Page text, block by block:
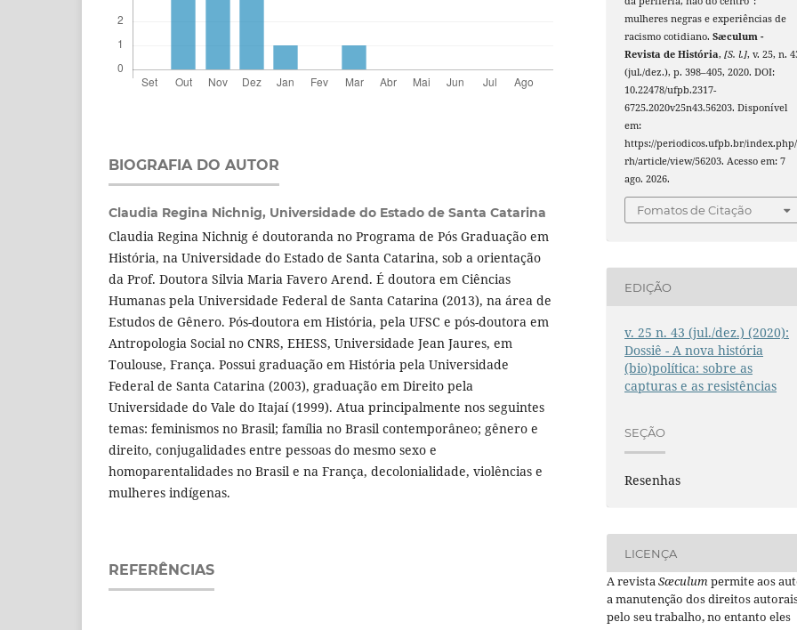
BIOGRAFIA DO AUTOR
Claudia Regina Nichnig, Universidade do Estado de Santa Catarina
Claudia Regina Nichnig é doutoranda no Programa de Pós Graduação em
História, na Universidade do Estado de Santa Catarina, sob a orientação
da Prof. Doutora Silvia Maria Favero Arend. É doutora em Ciências
Humanas pela Universidade Federal de Santa Catarina (2013), na área de
Estudos de Gênero. Pós-doutora em História, pela UFSC e pós-doutora em
Antropologia Social no CNRS, EHESS, Universidade Jean Jaures, em
Toulouse, França. Possui graduação em História pela Universidade
Federal de Santa Catarina (2003), graduação em Direito pela
Universidade do Vale do Itajaí (1999). Atua principalmente nos seguintes
temas: feminismos no Brasil; família no Brasil contemporâneo; gênero e
direito, conjugalidades entre pessoas do mesmo sexo e
homoparentalidades no Brasil e na França, decolonialidade, violências e
mulheres indígenas.
REFERÊNCIAS
mulheres negras e experiências de
racismo cotidiano.Sæculum -
Revista de História,[S. l.], v. 25, n.
(jul./dez.), p. 398–405, 2020. DOI:
10.22478/ufpb.2317-
6725.2020v25n43.56203. Disponível
em:
https://periodicos.ufpb.br/
rh/article/view/56203. Acesso em: 7
ago. 2026.
Fomatos de Citação
EDIÇÃO
v. 25 n. 43 (jul./dez.) (2020):
Dossiê - A nova história
(bio)política: sobre as
capturas e as resistências
SEÇÃO
Resenhas
LICENÇA
A revistaSæculumpermite aos
a manutenção dos direitos
pelo seu trabalho, no entanto eles